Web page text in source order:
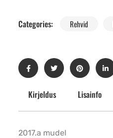
Categories: Rehvid
Kirjeldus Lisainfo
2017.a mudel